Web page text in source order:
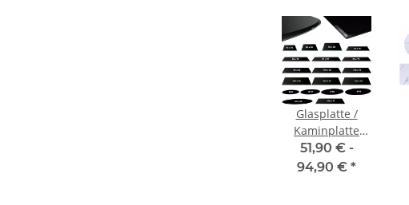
Glasplatte /
Kaminplatte
ESG-Glas –
schwarz
51,90 € -
94,90 € *